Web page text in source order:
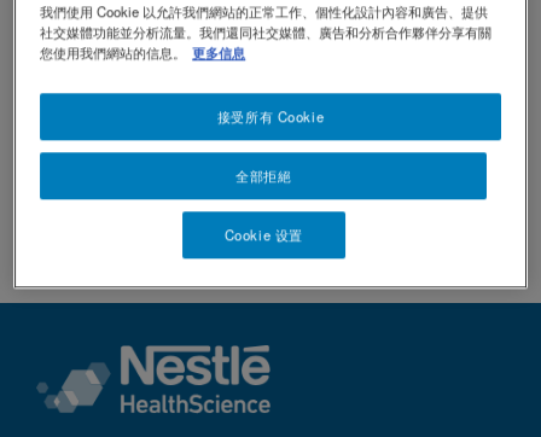
營養知識站
關於我們
我們的團隊
revamp
revamp
食物過敏或食物不耐症
我們使用 Cookie 以允許我們網站的正常工作、個性化設計內容和廣告、提供
社交媒體功能並分析流量。我們還同社交媒體、廣告和分析合作夥伴分享有關
您使用我們網站的信息。
更多信息
全部拒絕
接受所有 Cookie
Cookie 设置